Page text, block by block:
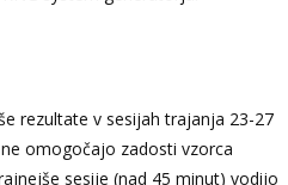
rezultate v sesijah trajanja 23-27
omogočajo zadosti vzorca
sesije (nad 45 minut) vodijo